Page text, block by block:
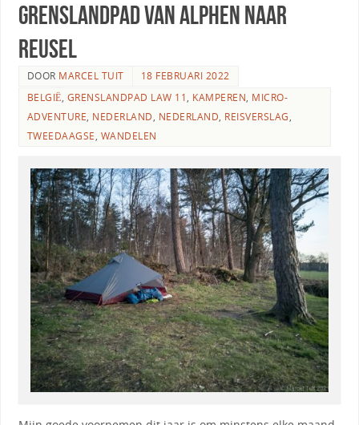
Grenslandpad van Alphen naar
Reusel
DOOR MARCEL TUIT
18 FEBRUARI 2022
BELGIË, GRENSLANDPAD LAW 11, KAMPEREN, MICRO-
ADVENTURE, NEDERLAND, NEDERLAND, REISVERSLAG,
TWEEDAAGSE, WANDELEN